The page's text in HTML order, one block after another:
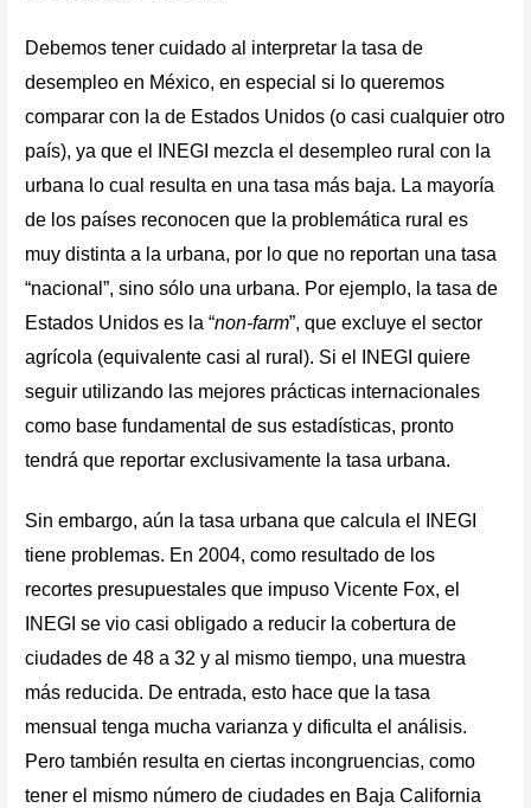
Debemos tener cuidado al interpretar la tasa de
desempleo en México, en especial si lo queremos
comparar con la de Estados Unidos (o casi cualquier otro
país), ya que el INEGI mezcla el desempleo rural con la
urbana lo cual resulta en una tasa más baja. La mayoría
de los países reconocen que la problemática rural es
muy distinta a la urbana, por lo que no reportan una tasa
“nacional”, sino sólo una urbana. Por ejemplo, la tasa de
Estados Unidos es la “non-farm”, que excluye el sector
agrícola (equivalente casi al rural). Si el INEGI quiere
seguir utilizando las mejores prácticas internacionales
como base fundamental de sus estadísticas, pronto
tendrá que reportar exclusivamente la tasa urbana.
Sin embargo, aún la tasa urbana que calcula el INEGI
tiene problemas. En 2004, como resultado de los
recortes presupuestales que impuso Vicente Fox, el
INEGI se vio casi obligado a reducir la cobertura de
ciudades de 48 a 32 y al mismo tiempo, una muestra
más reducida. De entrada, esto hace que la tasa
mensual tenga mucha varianza y dificulta el análisis.
Pero también resulta en ciertas incongruencias, como
tener el mismo número de ciudades en Baja California